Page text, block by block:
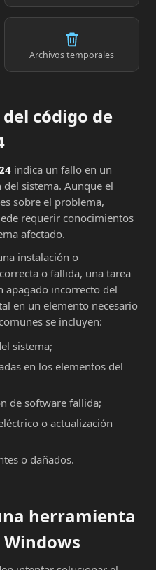
Archivos temporales
código de
indica un fallo en un
sistema. Aunque el
sobre el problema,
requerir conocimientos
afectado.
instalación o
o fallida, una tarea
apagado incorrecto del
en un elemento necesario
se incluyen:
sistema;
en los elementos del
de software fallida;
o actualización
o dañados.
herramienta